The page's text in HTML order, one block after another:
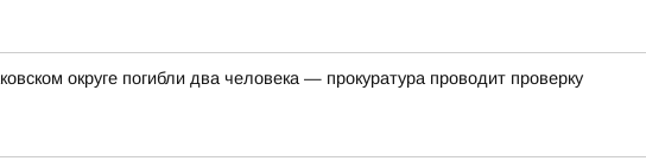
округе погибли два человека — прокуратура проводит проверку